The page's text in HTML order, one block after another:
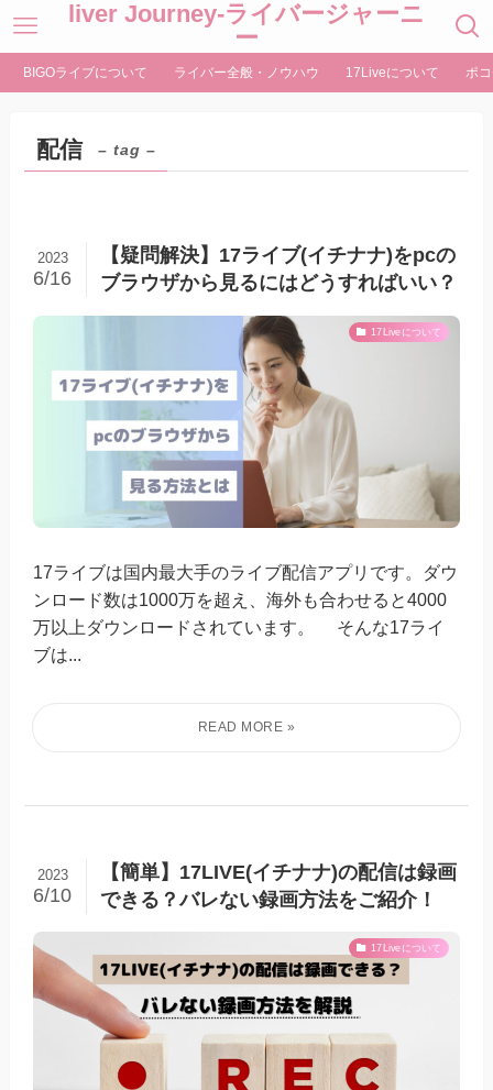
liver Journey-ライバージャーニ
ー
BIGOライブについて ライバー全般・ノウハウ 17Liveについて ポ
配信 – tag –
【疑問解決】17ライブ(イチナナ)をpcの
ブラウザから見るにはどうすればいい？
2023
6/16
17Liveについて
17ライブは国内最大手のライブ配信アプリです。ダウ
ンロード数は1000万を超え、海外も合わせると4000
万以上ダウンロードされています。 そんな17ライ
ブは...
【簡単】17LIVE(イチナナ)の配信は録画
できる？バレない録画方法をご紹介！
2023
6/10
17Liveについて